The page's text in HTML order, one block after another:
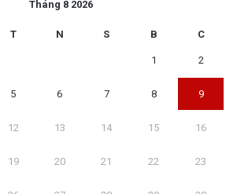
Tháng 8 2026
T N S B C
1 2
5 6 7 8 9
12 13 14 15 16
19 20 21 22 23